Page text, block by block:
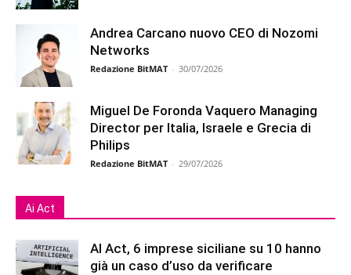
Andrea Carcano nuovo CEO di Nozomi
Networks
Redazione BitMAT - 30/07/2026
Miguel De Foronda Vaquero Managing
Director per Italia, Israele e Grecia di
Philips
Redazione BitMAT - 29/07/2026
Ai Act
AI Act, 6 imprese siciliane su 10 hanno
già un caso d’uso da verificare